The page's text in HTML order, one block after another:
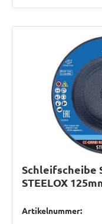
Schleifscheibe
STEELOX
Artikelnummer: